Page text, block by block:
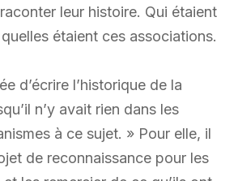
leur histoire. Qui étaient
étaient ces associations.
d’écrire l’historique de la
n’y avait rien dans les
à ce sujet. » Pour elle, il
de reconnaissance pour les